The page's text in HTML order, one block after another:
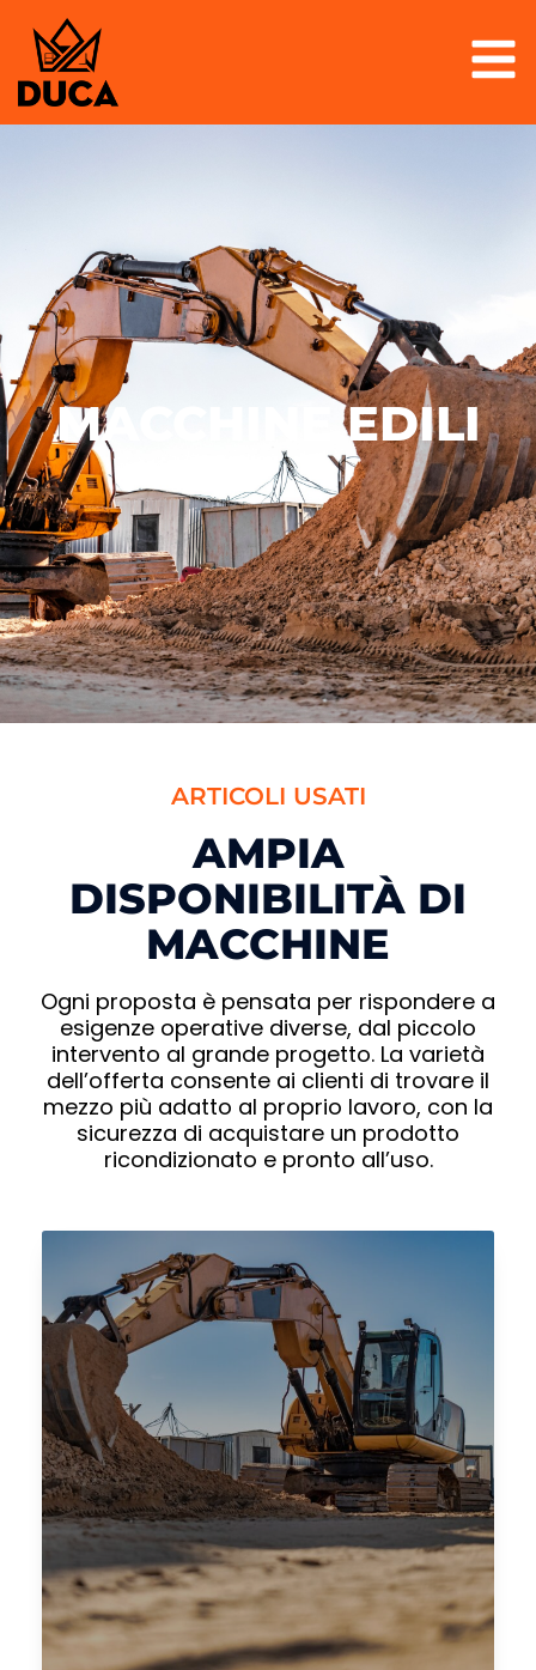
MACCHINE EDILI
ARTICOLI USATI
AMPIA
DISPONIBILITÀ DI
MACCHINE
Ogni proposta è pensata per rispondere a
esigenze operative diverse, dal piccolo
intervento al grande progetto. La varietà
dell’offerta consente ai clienti di trovare il
mezzo più adatto al proprio lavoro, con la
sicurezza di acquistare un prodotto
ricondizionato e pronto all’uso.